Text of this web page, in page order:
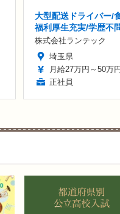
大型配送ドライバー/
福利厚生充実/学歴不
株式会社ランテック
埼玉県
月給27万円～50万円
正社員